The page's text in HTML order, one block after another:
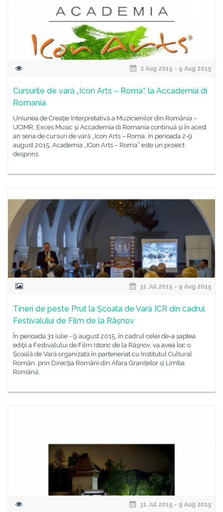
2 Aug 2015 - 9 Aug 2015
Cursurile de vară „Icon Arts – Roma”, la Accademia di
Romania
Uniunea de Creaţie Interpretativă a Muzicienilor din România –
UCIMR, Exces Music şi Accademia di Romania continuă și în acest
an seria de cursuri de vară „Icon Arts – Roma, în perioada 2-9
august 2015. Academia „ICon Arts – Roma“ este un proiect
desprins
31 Jul 2015 - 9 Aug 2015
Tineri de peste Prut la Școala de Vară ICR din cadrul
Festivalului de Film de la Râșnov
În perioada 31 iulie - 9 august 2015, în cadrul celei de-a șaptea
ediţii a Festivalului de Film Istoric de la Râşnov, va avea loc o
Școală de Vară organizată în parteneriat cu Institutul Cultural
Român, prin Direcţia Români din Afara Granițelor și Limba
Română.
31 Jul 2015 - 9 Aug 2015